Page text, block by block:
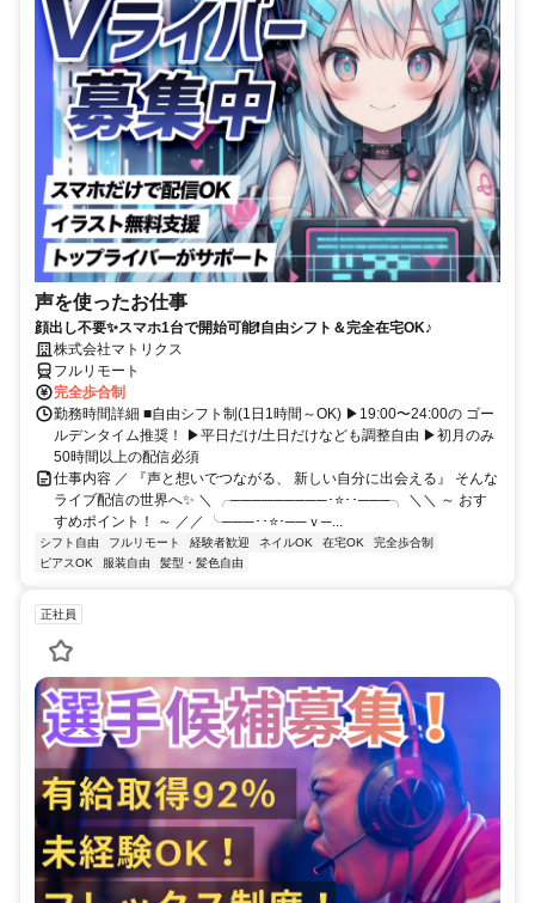
声を使ったお仕事
顔出し不要✨スマホ1台で開始可能❗自由シフト＆完全在宅OK♪
株式会社マトリクス
フルリモート
完全歩合制
勤務時間詳細 ■自由シフト制(1日1時間～OK) ▶19:00〜24:00の ゴー
ルデンタイム推奨！ ▶平日だけ/土日だけなども調整自由 ▶初月のみ
50時間以上の配信必須
仕事内容 ／ 『声と想いでつながる、 新しい自分に出会える』 そんな
ライブ配信の世界へ✨ ＼ ╭─────────･⭐･･───╮ ＼＼ ～ おす
すめポイント！ ～ ／／ ╰───･･⭐･──ｖ─...
シフト自由 フルリモート 経験者歓迎 ネイルOK 在宅OK
完全歩合制
ピアスOK
服装自由 髪型・髪色自由
正社員